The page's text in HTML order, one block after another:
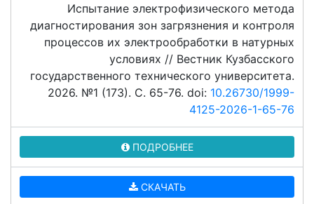
Испытание электрофизического метода
диагностирования зон загрязнения и контроля
процессов их электрообработки в натурных
условиях // Вестник Кузбасского
государственного технического университета.
2026. №1 (173). C. 65-76. doi: 10.26730/1999-
4125-2026-1-65-76
ПОДРОБНЕЕ
СКАЧАТЬ